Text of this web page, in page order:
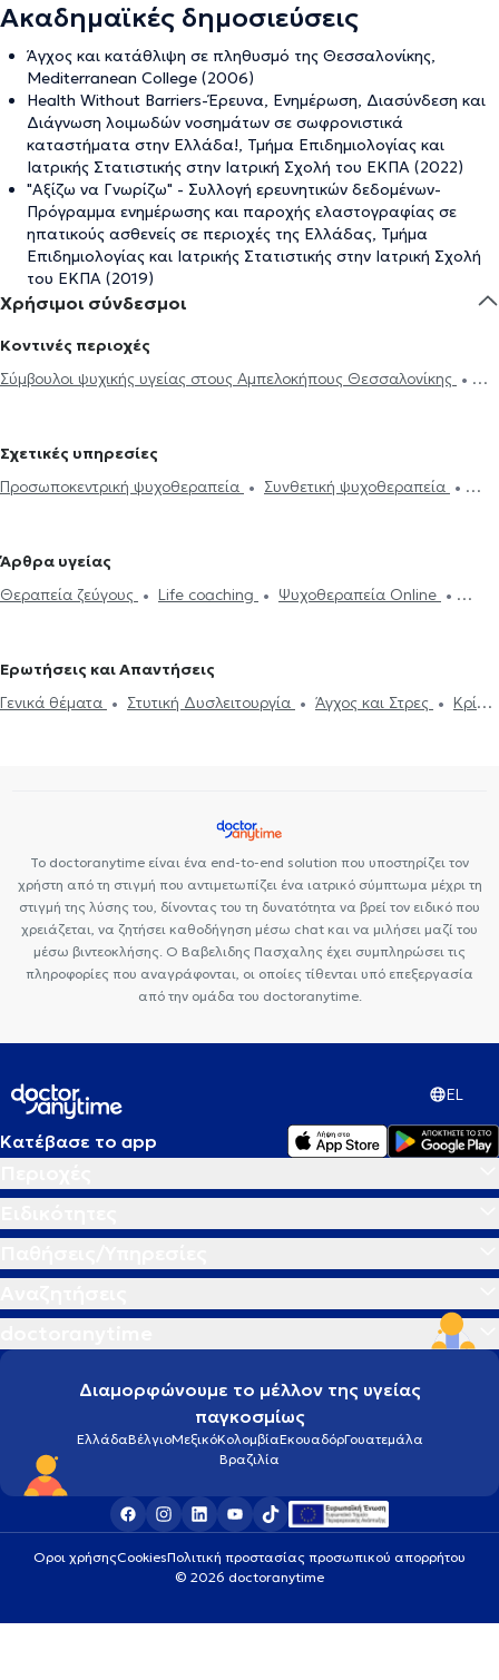
Ακαδημαϊκές δημοσιεύσεις
Άγχος και κατάθλιψη σε πληθυσμό της Θεσσαλονίκης,
Mediterranean College (2006)
Health Without Barriers-Έρευνα, Ενημέρωση, Διασύνδεση και
Διάγνωση λοιμωδών νοσημάτων σε σωφρονιστικά
καταστήματα στην Ελλάδα!, Τμήμα Επιδημιολογίας και
Ιατρικής Στατιστικής στην Ιατρική Σχολή του ΕΚΠΑ (2022)
"Αξίζω να Γνωρίζω" - Συλλογή ερευνητικών δεδομένων-
Πρόγραμμα ενημέρωσης και παροχής ελαστογραφίας σε
ηπατικούς ασθενείς σε περιοχές της Ελλάδας, Τμήμα
Επιδημιολογίας και Ιατρικής Στατιστικής στην Ιατρική Σχολή
του ΕΚΠΑ (2019)
Χρήσιμοι σύνδεσμοι
Κοντινές περιοχές
Σύμβουλοι ψυχικής υγείας στους Αμπελοκήπους Θεσσαλονίκης
Σχετικές υπηρεσίες
Προσωποκεντρική ψυχοθεραπεία
Συνθετική ψυχοθεραπεία
Αίσθημα φόβου και πανικού
Ανησυχία και αγωνία
Συμβουλευτική εφήβων
Συμβουλευτική
επαγγελματικού προσανατολισμού
Συμβουλευτική επαγγελματικού
Άρθρα υγείας
Θεραπεία ζεύγους
Life coaching
Ψυχοθεραπεία Online
επαγγελματικού προσανατολισμού
Ερωτήσεις και Απαντήσεις
Γενικά θέματα
Στυτική Δυσλειτουργία Άγχος και Στρες
Κρίση
Το doctoranytime είναι ένα end-to-end solution που υποστηρίζει τον
χρήστη από τη στιγμή που αντιμετωπίζει ένα ιατρικό σύμπτωμα μέχρι τη
στιγμή της λύσης του, δίνοντας του τη δυνατότητα να βρεί τον ειδικό που
χρειάζεται, να ζητήσει καθοδήγηση μέσω chat και να μιλήσει μαζί του
μέσω βιντεοκλήσης. Ο Βαβελιδης Πασχαλης έχει συμπληρώσει τις
πληροφορίες που αναγράφονται, οι οποίες τίθενται υπό επεξεργασία
από την ομάδα του doctoranytime.
EL
Κατέβασε το app
Διαμορφώνουμε το μέλλον της υγείας
παγκοσμίως
ΕλλάδαΒέλγιοΜεξικόΚολομβίαΕκουαδόρΓουατεμάλα
Βραζιλία
Οροι χρήσηςCookiesΠολιτική προστασίας προσωπικού απορρήτου
© 2026 doctoranytime